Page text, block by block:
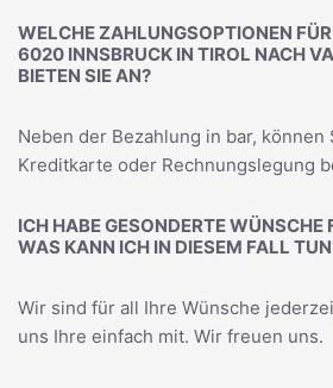
WELCHE ZAHLUNGSOPTIONEN
6020 INNSBRUCK IN TIROL NACH
BIETEN SIE AN?
Neben der Bezahlung in bar, können
Kreditkarte oder Rechnungslegung
ICH HABE GESONDERTE WÜNSCHE
WAS KANN ICH IN DIESEM FALL
Wir sind für all Ihre Wünsche
uns Ihre einfach mit. Wir freuen uns.